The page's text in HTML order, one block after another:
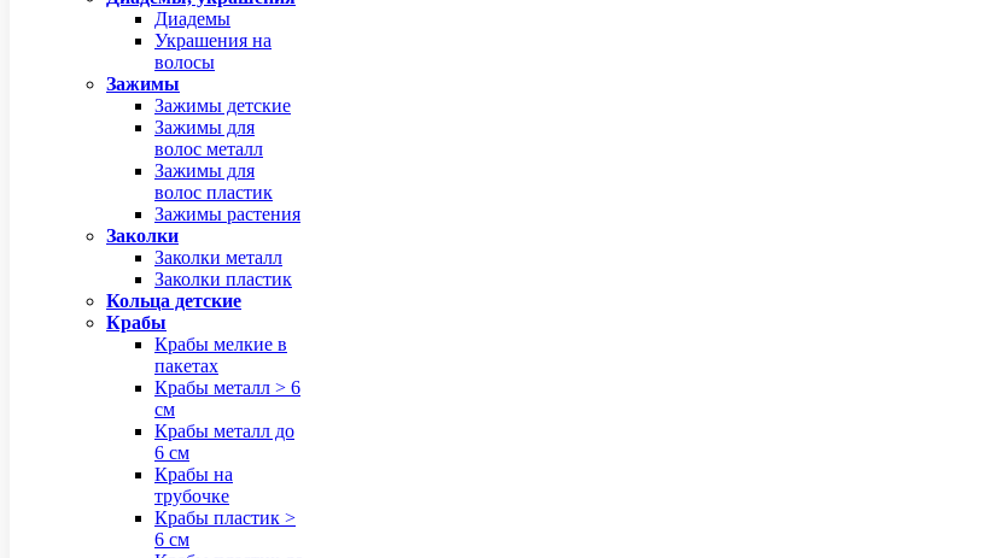
Диадемы
Украшения на
волосы
Зажимы
Зажимы детские
Зажимы для
волос металл
Зажимы для
волос пластик
Зажимы растения
Заколки
Заколки металл
Заколки пластик
Кольца детские
Крабы
Крабы мелкие в
пакетах
Крабы металл > 6
см
Крабы металл до
6 см
Крабы на
трубочке
Крабы пластик >
6 см